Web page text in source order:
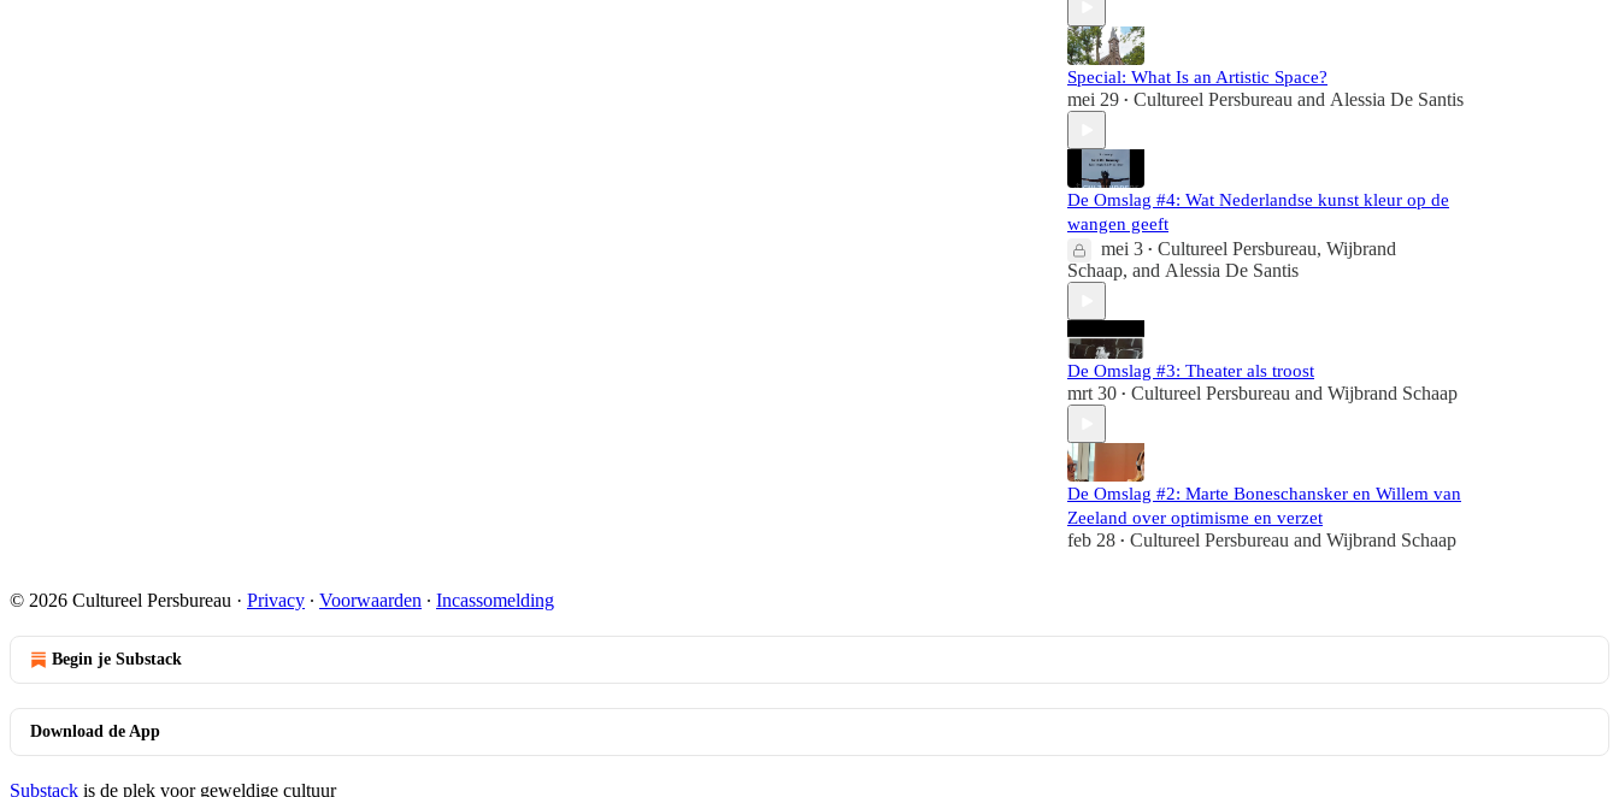
Special: What Is an Artistic Space?
mei 29 • Cultureel Persbureau and Alessia De Santis
De Omslag #4: Wat Nederlandse kunst kleur op de
wangen geeft
mei 3 • Cultureel Persbureau, Wijbrand
Schaap, and Alessia De Santis
De Omslag #3: Theater als troost
mrt 30 • Cultureel Persbureau and Wijbrand Schaap
De Omslag #2: Marte Boneschansker en Willem van
Zeeland over optimisme en verzet
feb 28 • Cultureel Persbureau and Wijbrand Schaap
© 2026 Cultureel Persbureau · Privacy ∙ Voorwaarden ∙ Incassomelding
Begin je Substack
Download de App
Substack is de plek voor geweldige cultuur